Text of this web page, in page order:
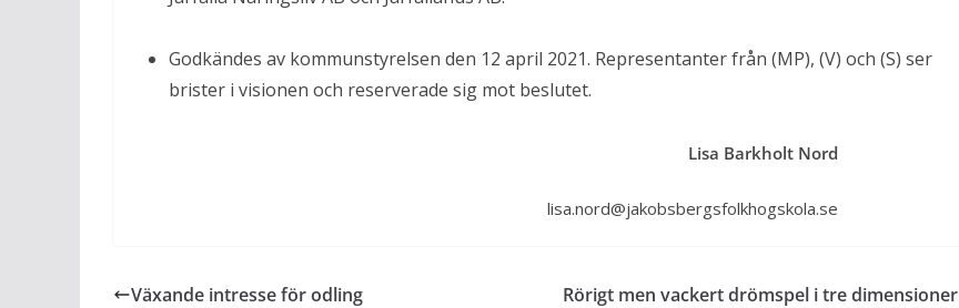
Godkändes av kommunstyrelsen den 12 april 2021. Representanter från (MP), (V) och (S) ser
brister i visionen och reserverade sig mot beslutet.
Lisa Barkholt Nord
lisa.nord@jakobsbergsfolkhogskola.se
Växande intresse för odling Rörigt men vackert drömspel i tre dimensioner